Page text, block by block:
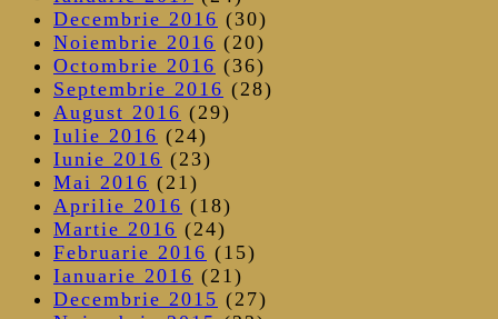
Decembrie 2016 (30)
Noiembrie 2016 (20)
Octombrie 2016 (36)
Septembrie 2016 (28)
August 2016 (29)
Iulie 2016 (24)
Iunie 2016 (23)
Mai 2016 (21)
Aprilie 2016 (18)
Martie 2016 (24)
Februarie 2016 (15)
Ianuarie 2016 (21)
Decembrie 2015 (27)